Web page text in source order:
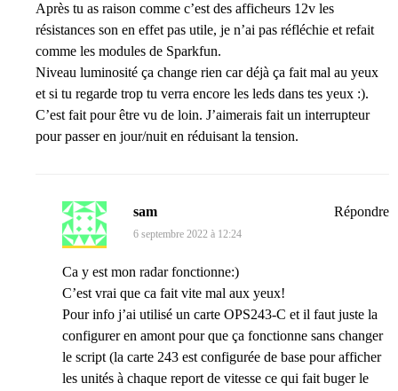
Après tu as raison comme c’est des afficheurs 12v les
résistances son en effet pas utile, je n’ai pas réfléchie et refait
comme les modules de Sparkfun.
Niveau luminosité ça change rien car déjà ça fait mal au yeux
et si tu regarde trop tu verra encore les leds dans tes yeux :).
C’est fait pour être vu de loin. J’aimerais fait un interrupteur
pour passer en jour/nuit en réduisant la tension.
sam
6 septembre 2022 à 12:24
Ca y est mon radar fonctionne:)
C’est vrai que ca fait vite mal aux yeux!
Pour info j’ai utilisé un carte OPS243-C et il faut juste la
configurer en amont pour que ça fonctionne sans changer
le script (la carte 243 est configurée de base pour afficher
les unités à chaque report de vitesse ce qui fait buger le
Répondre